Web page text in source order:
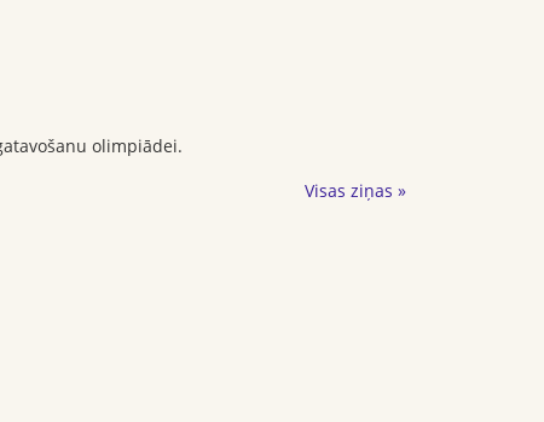
olimpiādei.
Visas ziņas »